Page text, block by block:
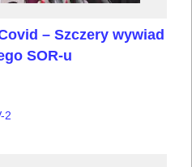
– Szczery wywiad
SOR-u
2